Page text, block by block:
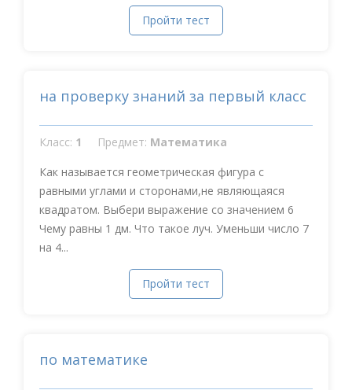
Пройти тест
на проверку знаний за первый класс
Класс: 1 Предмет: Математика
Как называется геометрическая фигура с
равными углами и сторонами,не являющаяся
квадратом. Выбери выражение со значением 6
Чему равны 1 дм. Что такое луч. Уменьши число 7
на 4...
Пройти тест
по математике